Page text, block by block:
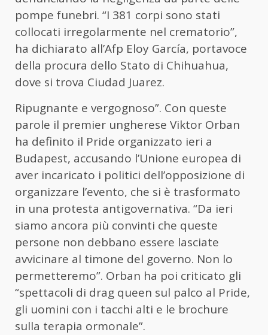
pompe funebri. “I 381 corpi sono stati
collocati irregolarmente nel crematorio”,
ha dichiarato all’Afp Eloy García, portavoce
della procura dello Stato di Chihuahua,
dove si trova Ciudad Juarez.
Ripugnante e vergognoso”. Con queste
parole il premier ungherese Viktor Orban
ha definito il Pride organizzato ieri a
Budapest, accusando l’Unione europea di
aver incaricato i politici dell’opposizione di
organizzare l’evento, che si è trasformato
in una protesta antigovernativa. “Da ieri
siamo ancora più convinti che queste
persone non debbano essere lasciate
avvicinare al timone del governo. Non lo
permetteremo”. Orban ha poi criticato gli
“spettacoli di drag queen sul palco al Pride,
gli uomini con i tacchi alti e le brochure
sulla terapia ormonale”.